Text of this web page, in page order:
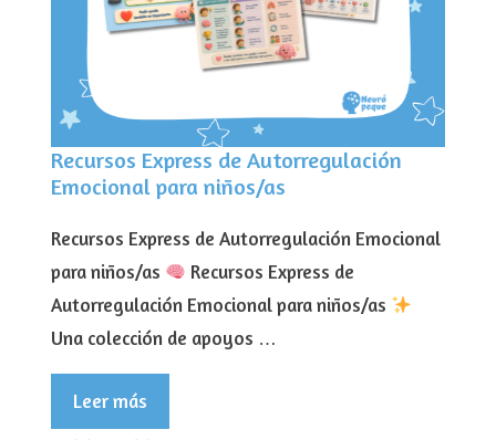
Recursos Express de Autorregulación
Emocional para niños/as
Recursos Express de Autorregulación Emocional
para niños/as
Recursos Express de
Autorregulación Emocional para niños/as
Una colección de apoyos …
Leer más